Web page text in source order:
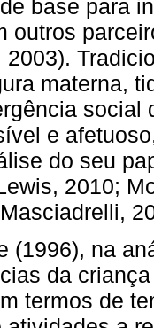
base para
outros
2003).
materna,
social
e
do seu
2010;
(1996), na
da
termos de